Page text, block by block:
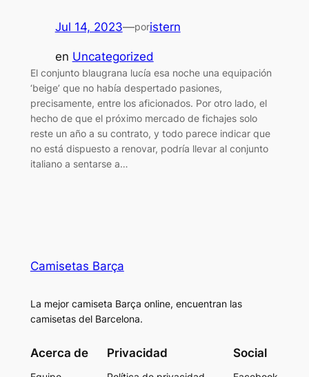
Jul 14, 2023—poristern
en Uncategorized
El conjunto blaugrana lucía esa noche una equipación
‘beige’ que no había despertado pasiones,
precisamente, entre los aficionados. Por otro lado, el
hecho de que el próximo mercado de fichajes solo
reste un año a su contrato, y todo parece indicar que
no está dispuesto a renovar, podría llevar al conjunto
italiano a sentarse a…
Camisetas Barça
La mejor camiseta Barça online, encuentran las
camisetas del Barcelona.
Acerca de Privacidad Social